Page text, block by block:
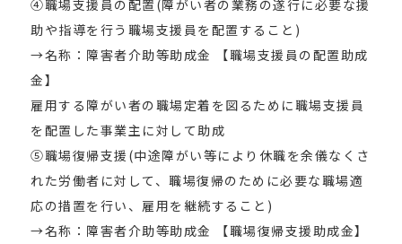
④職場支援員の配置(障がい者の業務の遂行に必要な援
助や指導を行う職場支援員を配置すること)
→名称：障害者介助等助成金 【職場支援員の配置助成
金】
雇用する障がい者の職場定着を図るために職場支援員
を配置した事業主に対して助成
⑤職場復帰支援(中途障がい等により休職を余儀なくさ
れた労働者に対して、職場復帰のために必要な職場適
応の措置を行い、雇用を継続すること)
→名称：障害者介助等助成金 【職場復帰支援助成金】